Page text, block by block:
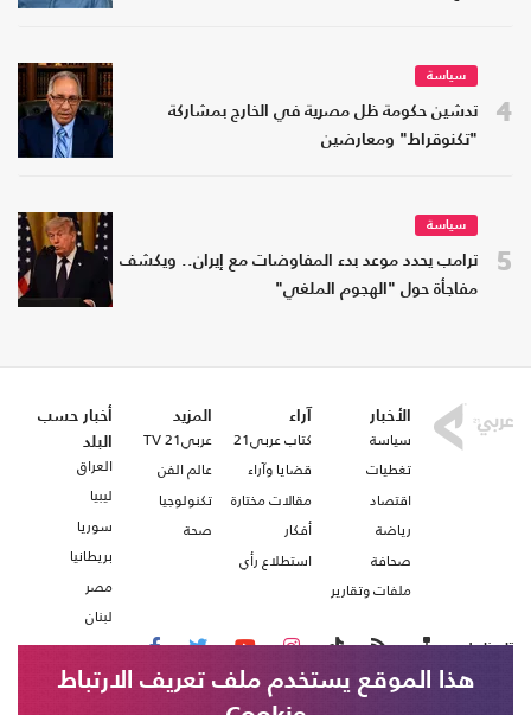
4
سياسة
تدشين حكومة ظل مصرية في الخارج بمشاركة
"تكنوقراط" ومعارضين
5
سياسة
ترامب يحدد موعد بدء المفاوضات مع إيران.. ويكشف
مفاجأة حول "الهجوم الملغي"
الأخبار
سياسة
تغطيات
اقتصاد
رياضة
صحافة
ملفات وتقارير
آراء
كتاب عربي21
قضايا وآراء
مقالات مختارة
أفكار
استطلاع رأي
المزيد
عربي21 TV
عالم الفن
تكنولوجيا
صحة
أخبار حسب
البلد
العراق
ليبيا
سوريا
بريطانيا
مصر
لبنان
تابعنا على
هذا الموقع يستخدم ملف تعريف الارتباط